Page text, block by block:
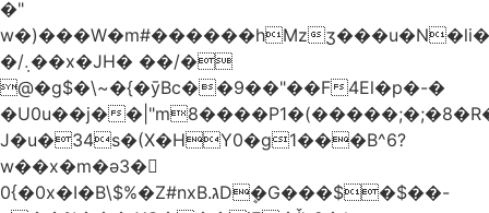
�"
w�)���W�m#������hMz
�/܉��x�JH� ��/�
@�g$�\~�{�ȳBc��9��"��F4El�p�-�
�U0u��j�
J�u�34s�(X�HY0�g1���B^6?
w��x�m�ә3�
0{�0x�I�B\$%�Z#nxB.גDܷ�G���$�$��-